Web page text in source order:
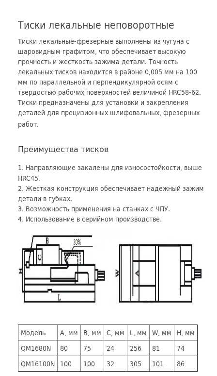
Тиски лекальные неповоротные
Тиски лекальные-фрезерные выполнены из чугуна с
шаровидным графитом, что обеспечивает высокую
прочность и жесткость зажима детали. Точность
лекальных тисков находится в районе 0,005 мм на 100
мм по параллельной и перпендикулярной осям с
твердостью рабочих поверхностей величиной HRC58-62.
Тиски предназначены для установки и закрепления
деталей для прецизионных шлифовальных, фрезерных
работ.
Преимущества тисков
1. Направляющие закалены для износостойкости, выше
HRC45.
2. Жесткая конструкция обеспечивает надежный зажим
детали в губках.
3. Возможность применения на станках с ЧПУ.
4. Использование в серийном производстве.
Модель A, мм B, мм C, мм L, мм W, мм
H, мм
QM1680N
80 75 24 256 81
74
QM16100N 100 100 32 305 101 86